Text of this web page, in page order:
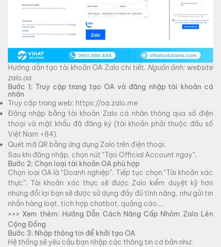
Hướng dẫn tạo tài khoản OA Zalo chi tiết. Nguồn ảnh: website
zalo.oa
Bước 1: Truy cập trang tạo OA và đăng nhập tài khoản cá
nhân
Truy cập trang web: https://oa.zalo.me
Đăng nhập bằng tài khoản Zalo cá nhân thông qua số điện
thoại và mật khẩu đã đăng ký (tài khoản phải thuộc đầu số
Việt Nam +84).
Quét mã QR bằng ứng dụng Zalo trên điện thoại.
Sau khi đăng nhập, chọn nút “Tạo Official Account ngay”.
Bước 2: Chọn loại tài khoản OA phù hợp
Chọn loại OA là “Doanh nghiệp”. Tiếp tục chọn “Tài khoản xác
thực”. Tài khoản xác thực sẽ được Zalo kiểm duyệt kỹ hơn
nhưng đổi lại bạn sẽ được sử dụng đầy đủ tính năng, như gửi tin
nhắn hàng loạt, tích hợp chatbot, quảng cáo,…
>>> Xem thêm: Hướng Dẫn Cách Nâng Cấp Nhóm Zalo Lên
Cộng Đồng
Bước 3: Nhập thông tin để khởi tạo OA
Hệ thống sẽ yêu cầu bạn nhập các thông tin cơ bản như: